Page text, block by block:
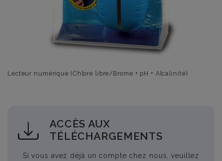
Lecteur numérique (Chlore libre/Brome + pH + Alcalinité)
ACCÈS AUX
TÉLÉCHARGEMENTS
Si vous avez déjà un compte chez nous, veuillez